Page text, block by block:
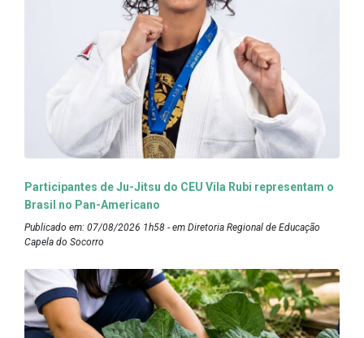
Participantes de Ju-Jitsu do CEU Vila Rubi representam o
Brasil no Pan-Americano
Publicado em: 07/08/2026 1h58 - em Diretoria Regional de Educação
Capela do Socorro